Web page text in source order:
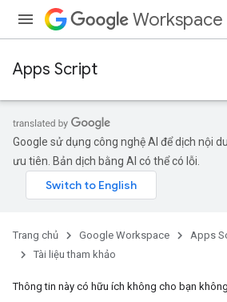
Workspace
Apps Script
Google sử dụng công nghệ AI để dịch nội
ưu tiên. Bản dịch bằng AI có thể có lỗi.
Trang chủ Google Workspace
Apps
Tài liệu tham khảo
Thông tin này có hữu ích không cho bạn